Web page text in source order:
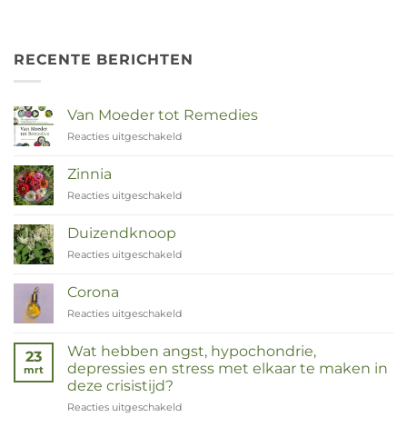
RECENTE BERICHTEN
Van Moeder tot Remedies
Reacties uitgeschakeld
Zinnia
Reacties uitgeschakeld
Duizendknoop
Reacties uitgeschakeld
Corona
Reacties uitgeschakeld
23
mrt
Wat hebben angst, hypochondrie,
depressies en stress met elkaar te maken in
deze crisistijd?
Reacties uitgeschakeld